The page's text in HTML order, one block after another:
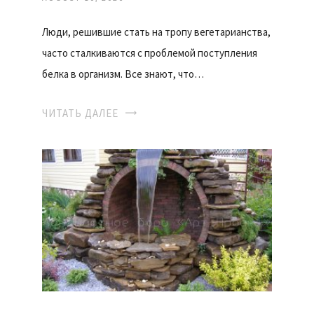
Люди, решившие стать на тропу вегетарианства,
часто сталкиваются с проблемой поступления
белка в организм. Все знают, что…
ЧИТАТЬ ДАЛЕЕ